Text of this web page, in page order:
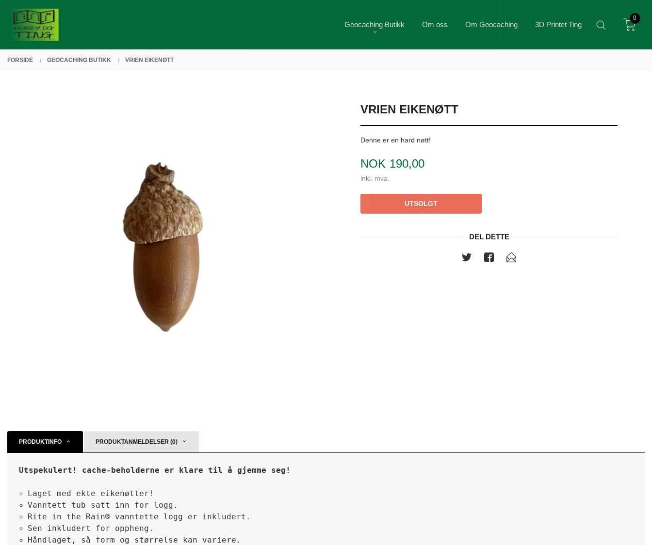
innholdet
PRODUKTER
Geocaching Butikk Om oss Om Geocaching 3D Printet Ting
Lukk
0
FORSIDE GEOCACHING BUTIKK VRIEN EIKENØTT
VRIEN EIKENØTT
Denne er en hard nøtt!
Pris
NOK 190,00
inkl. mva.
UTSOLGT
DEL DETTE
PRODUKTINFO PRODUKTANMELDELSER (0)
Utspekulert! cache-beholderne er klare til å gjemme seg!
Laget med ekte eikenøtter!
Vanntett tub satt inn for logg.
Rite in the Rain® vanntette logg er inkludert.
Sen inkludert for oppheng.
Håndlaget, så form og størrelse kan variere.